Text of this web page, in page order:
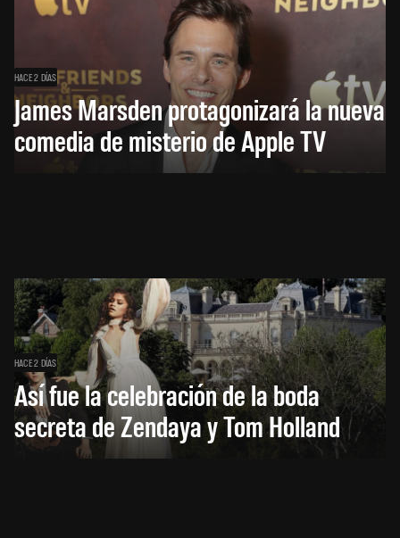
HACE 2 DÍAS
James Marsden protagonizará la nueva
comedia de misterio de Apple TV
HACE 2 DÍAS
Así fue la celebración de la boda
secreta de Zendaya y Tom Holland